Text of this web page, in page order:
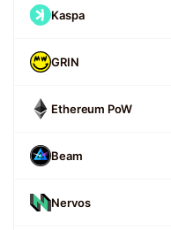
Kaspa
GRIN
Ethereum PoW
Beam
Nervos